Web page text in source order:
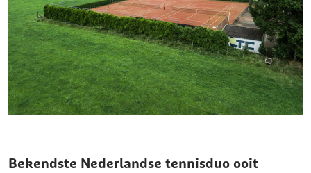
Bekendste Nederlandse tennisduo ooit